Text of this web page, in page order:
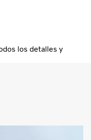
los detalles y